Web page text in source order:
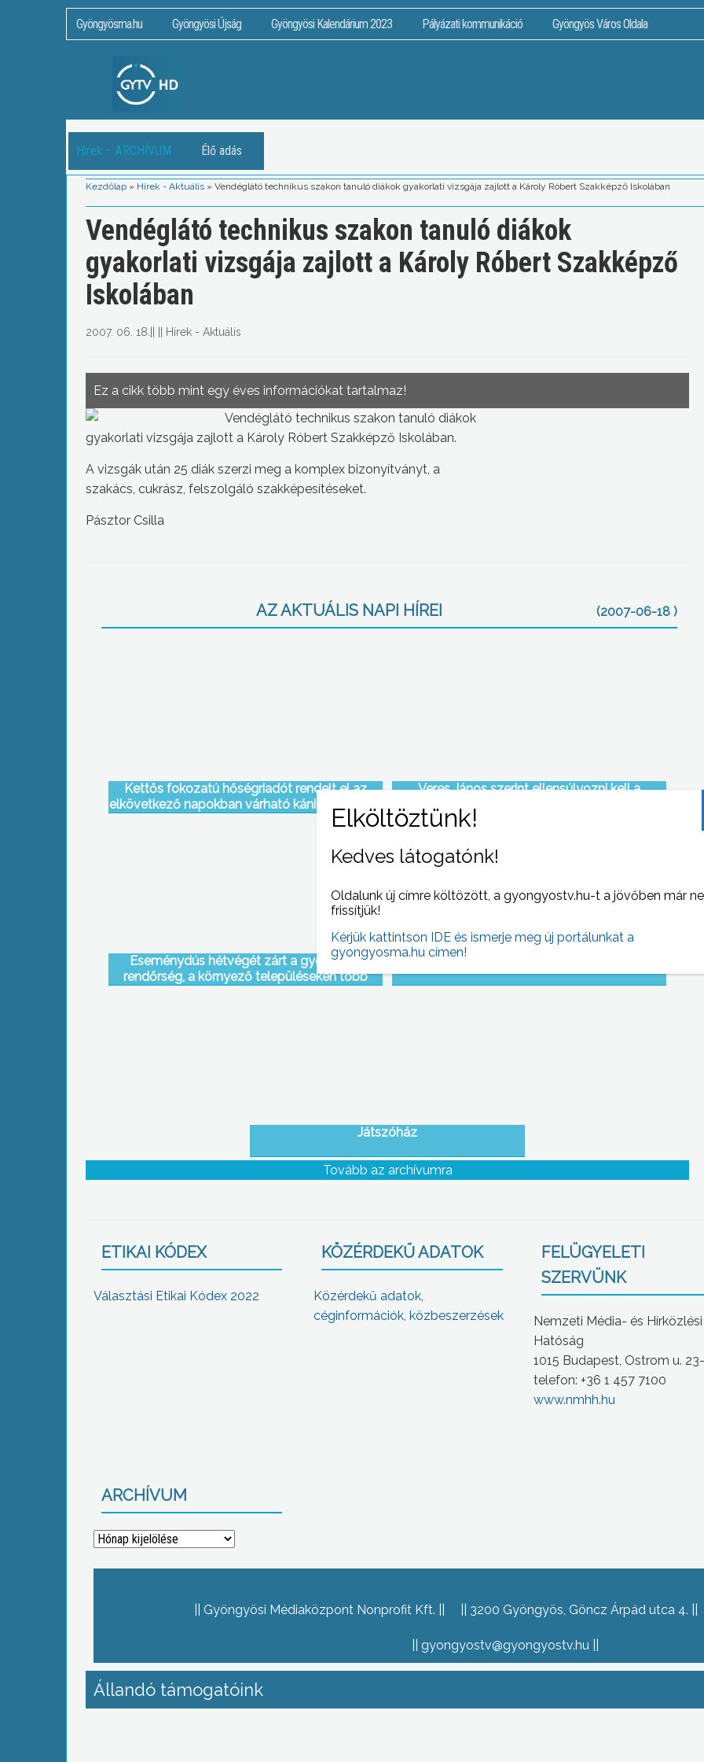
Gyöngyösma.hu Gyöngyösi Újság Gyöngyösi Kalendárium 2023 Pályázati kommunikáció Gyöngyös Város Oldala
Hírek – ARCHÍVUM Élő adás
Kezdőlap » Hírek - Aktuális » Vendéglátó technikus szakon tanuló diákok gyakorlati vizsgája zajlott a Károly Róbert Szakképző Iskolában
Vendéglátó technikus szakon tanuló diákok
gyakorlati vizsgája zajlott a Károly Róbert Szakképző
Iskolában
2007. 06. 18. Hírek - Aktuális
Ez a cikk több mint egy éves információkat tartalmaz!
Vendéglátó technikus szakon tanuló diákok
gyakorlati vizsgája zajlott a Károly Róbert Szakképző Iskolában.
A vizsgák után 25 diák szerzi meg a komplex bizonyítványt, a
szakács, cukrász, felszolgáló szakképesítéseket.
Pásztor Csilla
AZ AKTUÁLIS NAPI HÍREI (2007-06-18 )
Kettős fokozatú hőségriadót rendelt el az
elkövetkező napokban várható kánikulai meleg
miatt az országos tiszti főorvos
Veres János szerint ellensúlyozni kell a
állami bevételeket
Eseménydús hétvégét zárt a gyöngyösi
rendőrség, a környező településeken több
Játszóház
Tovább az archívumra
ETIKAI KÓDEX
Választási Etikai Kódex 2022
KÖZÉRDEKŰ ADATOK
Közérdekű adatok,
céginformációk, közbeszerzések
FELÜGYELETI
SZERVÜNK
Nemzeti Média- és Hírközlési
Hatóság
1015 Budapest, Ostrom u.
telefon: +36 1 457 7100
www.nmhh.hu
ARCHÍVUM
Archívum
Gyöngyösi Médiaközpont Nonprofit Kft. 3200 Gyöngyös, Göncz Árpád utca 4.
gyongyostv@gyongyostv.hu
Állandó támogatóink
Kedves látogatónk!
Oldalunk új címre költözött, a gyongyostv.hu-t a jövőben már
frissítjük!
Kérjük kattintson IDE és ismerje meg új portálunkat a
gyongyosma.hu címen!